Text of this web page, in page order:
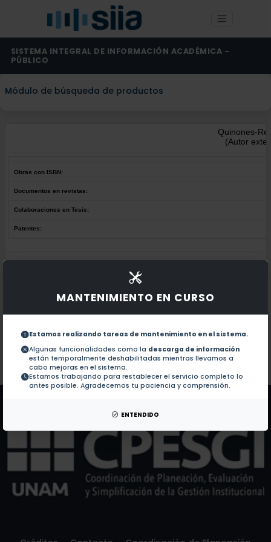
MANTENIMIENTO EN CURSO
Estamos realizando tareas de mantenimiento en el sistema.
Algunas funcionalidades como la descarga de información
están temporalmente deshabilitadas mientras llevamos a
cabo mejoras en el sistema.
Estamos trabajando para restablecer el servicio completo lo
antes posible. Agradecemos tu paciencia y comprensión.
ENTENDIDO
SISTEMA INTEGRAL DE INFORMACIÓN ACADÉMICA -
PÚBLICO
Módulo de búsqueda de productos
Quinones-
(Autor
Obras con ISBN:
Documentos en revistas:
Colaboraciones en Tesis:
Patentes:
Reconfigurable fuzzy networked control following
Colaboraciones en Tesis: No hay tesis de este autor.
Patentes: No hay patentes de este autor.